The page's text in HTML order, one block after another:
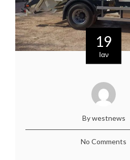
19
Ιαν
By westnews
No Comments